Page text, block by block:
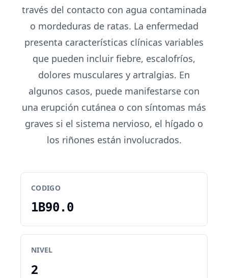
través del contacto con agua contaminada
o mordeduras de ratas. La enfermedad
presenta características clínicas variables
que pueden incluir fiebre, escalofríos,
dolores musculares y artralgias. En
algunos casos, puede manifestarse con
una erupción cutánea o con síntomas más
graves si el sistema nervioso, el hígado o
los riñones están involucrados.
CODIGO
1B90.0
NIVEL
2